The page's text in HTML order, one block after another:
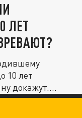
ЛЕТ
10 лет
докажут....